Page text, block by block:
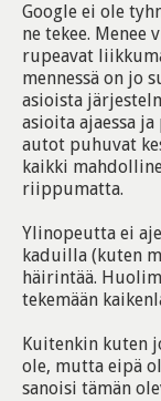
Google ei ole
ne tekee. Menee
rupeavat
mennessä on jo
asioista
asioita ajaessa ja
autot puhuvat
kaikki
riippumatta.
Ylinopeutta ei
kaduilla (kuten
häirintää.
tekemään
Kuitenkin kuten
ole, mutta eipä
sanoisi tämän